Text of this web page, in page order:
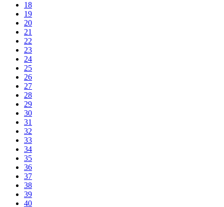
18
19
20
21
22
23
24
25
26
27
28
29
30
31
32
33
34
35
36
37
38
39
40